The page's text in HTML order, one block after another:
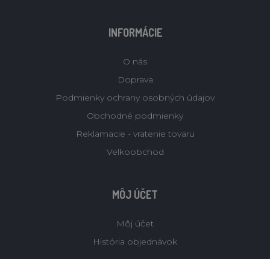
INFORMÁCIE
O nás
Doprava
Podmienky ochrany osobných údajov
Obchodné podmienky
Reklamacie - vratenie tovaru
Velkoobchod
MÔJ ÚČET
Môj účet
História objednávok